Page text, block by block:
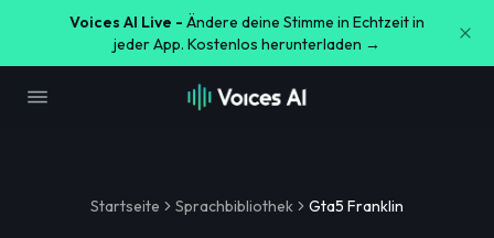
Voices AI Live - Ändere deine Stimme in Echtzeit in
jeder App. Kostenlos herunterladen →
Startseite Sprachbibliothek Gta5 Franklin